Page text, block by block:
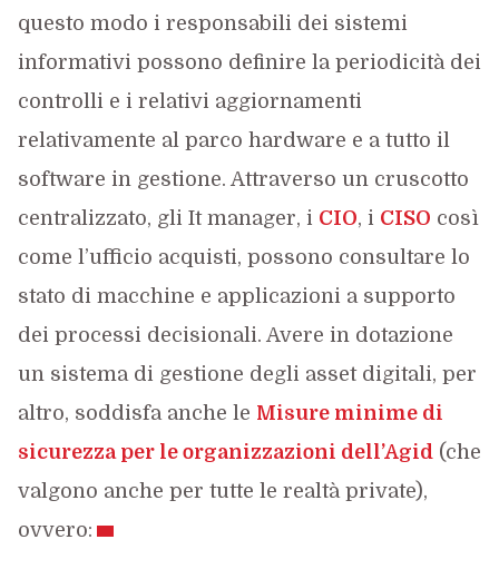
questo modo i responsabili dei sistemi
informativi possono definire la periodicità dei
controlli e i relativi aggiornamenti
relativamente al parco hardware e a tutto il
software in gestione. Attraverso un cruscotto
centralizzato, gli It manager, i CIO, i CISO così
come l’ufficio acquisti, possono consultare lo
stato di macchine e applicazioni a supporto
dei processi decisionali. Avere in dotazione
un sistema di gestione degli asset digitali, per
altro, soddisfa anche le Misure minime di
sicurezza per le organizzazioni dell’Agid(che
valgono anche per tutte le realtà private),
ovvero: